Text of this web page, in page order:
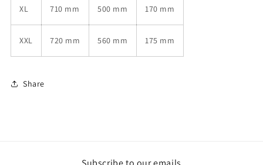
XL 710 mm 500 mm 170 mm
XXL 720 mm 560 mm 175 mm
Share